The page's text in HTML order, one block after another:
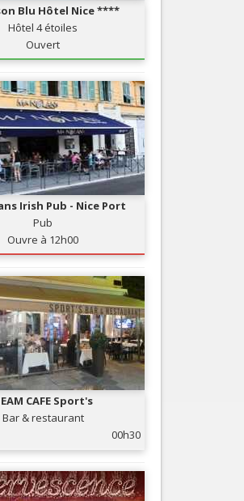
Nice le Carré d’Or
Blu Hôtel Nice ****
Hôtel 4 étoiles
Ouvert
Irish Pub - Nice Port
Pub
Ouvre à 12h00
CAFE Sport's
Bar & restaurant
00h30